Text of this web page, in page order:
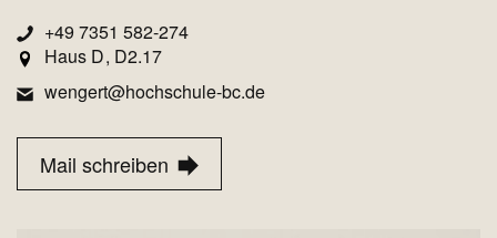
+49 7351 582-274
Haus D D2.17
wengert@hochschule-bc.de
Mail schreiben